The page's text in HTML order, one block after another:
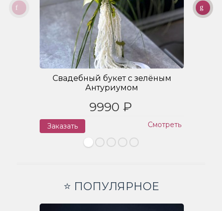
Свадебный букет с зелёным
Антуриумом
9990 ₽
Заказать Смотреть
⭐ ПОПУЛЯРНОЕ